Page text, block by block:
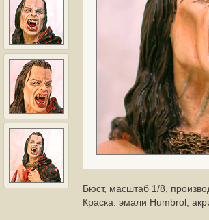
Бюст, масштаб 1/8,
Краска: эмали Humbrol,